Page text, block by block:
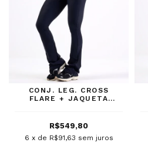
CONJ. LEG. CROSS
FLARE + JAQUETA
R$549,80
6 x de R$91,63 sem juros